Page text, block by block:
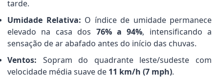
tarde.
Umidade Relativa: O índice de umidade permanece
elevado na casa dos 76% a 94%, intensificando a
sensação de ar abafado antes do início das chuvas.
Ventos: Sopram do quadrante leste/sudeste com
velocidade média suave de 11 km/h (7 mph).